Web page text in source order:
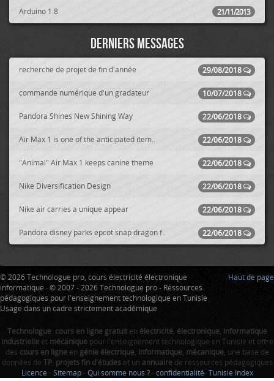
21/11/2013
Arduino 1.8
Derniers messages
29/08/2018
recherche de projet de fin d'année
10/07/2018
commande numérique d'un gradateur
22/06/2018
Pandora Shines New Shining Way
22/06/2018
Air Max 1 is one of the anticipated item..
22/06/2018
"Animal" Air Max 1 keeps canine theme
22/06/2018
Nike Diversification Design
22/06/2018
Nike air carries a unique appear
22/06/2018
Pandora disney parks epcot snap dragon f..
Haut de page
© 2026 Technologue pro, cours électricité électronique
informatique · © 2007 - 2026 Technologue pro - Ressources
pédagogiques pour l'enseignement technologique en Tunisie
Usage dans un cadre strictement académique
Technologue: cours en ligne gratuiten électricité, électronique, informatique
industrielleet mécaniquepour l'enseignement technologique en Tunisie et offre
des cours en ligneen génie électrique, informatique, mécanique, une base de
données de TP, projets fin d'étudeset un annuairede ressources pédagogiques
Licence - Sitemap - Qui somme nous ? - confidentialité- Tunisie Index